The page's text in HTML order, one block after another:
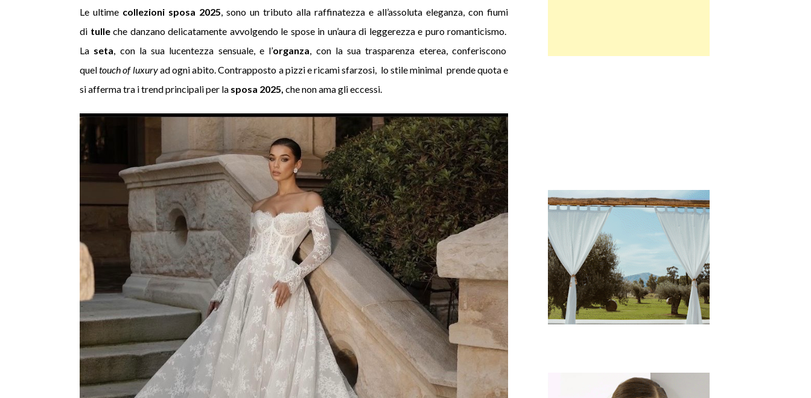
Le ultime collezioni sposa 2025 , sono un tributo alla raffinatezza e all’assoluta eleganza, con fiumi
di tulleche danzano delicatamente avvolgendo le spose in un’aura di leggerezza e puro romanticismo.
La seta , con la sua lucentezza sensuale, e l’organza , con la sua trasparenza eterea, conferiscono
queltouch of luxuryad ogni abito. Contrapposto a pizzi e ricami sfarzosi, lo stile minimal prende quota e
si afferma tra i trend principali per la sposa 2025, che non ama gli eccessi.